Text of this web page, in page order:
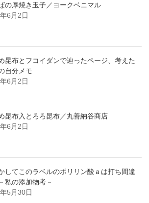
の厚焼き玉子／ヨークベニマル
6月2日
昆布とフコイダンで辿ったページ、考えた
自分メモ
6月2日
昆布入とろろ昆布／丸善納谷商店
6月2日
してこのラベルのポリリン酸ａは打ち間違
私の添加物考－
5月30日